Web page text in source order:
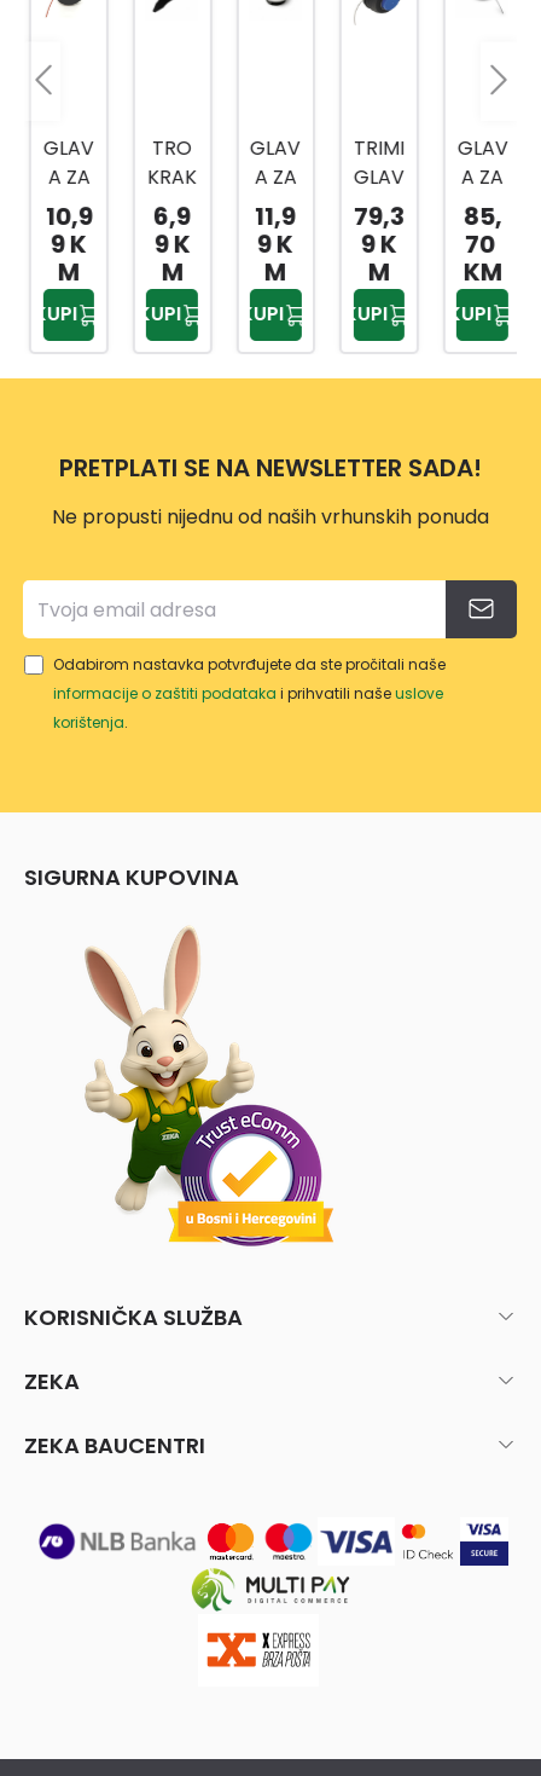
GLAV
A ZA
TRIM
ER
CRN
O-
ŽUTA
PROF
I
Z478
10,9
9 K
M
KUPI
TRO
KRAK
I
MET
ALNI
NOŽ
ZA
TRIM
ER
6,9
9 K
M
KUPI
GLAV
A ZA
TRIM
ER
VP118
7
11,9
9 K
M
KUPI
TRIMI
GLAV
A
T45X
M12
79,3
9 K
M
KUPI
GLAV
A ZA
TRIM
ER
DUR
OCU
T 20-
2
85,
70
KM
KUPI
PRETPLATI SE NA NEWSLETTER SADA!
Ne propusti nijednu od naših vrhunskih ponuda
Odabirom nastavka potvrđujete da ste pročitali naše
informacije o zaštiti podataka i prihvatili našeuslove
korištenja.
SIGURNA KUPOVINA
KORISNIČKA SLUŽBA
ZEKA
ZEKA BAUCENTRI